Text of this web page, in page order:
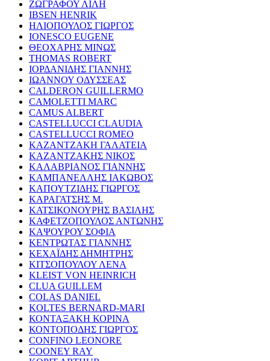
ΖΩΓΡΑΦΟΥ ΛΙΛΗ
IBSEN HENRIK
ΗΛΙΟΠΟΥΛΟΣ ΓΙΩΡΓΟΣ
IONESCO EUGENE
ΘΕΟΧΑΡΗΣ ΜΙΝΩΣ
THOMAS ROBERT
ΙΟΡΔΑΝΙΔΗΣ ΓΙΑΝΝΗΣ
ΙΩΑΝΝΟΥ ΟΔΥΣΣΕΑΣ
CALDERON GUILLERMO
CAMOLETTI MARC
CAMUS ALBERT
CASTELLUCCI CLAUDIA
CASTELLUCCI ROMEO
ΚΑΖΑΝΤΖΑΚΗ ΓΑΛΑΤΕΙΑ
ΚΑΖΑΝΤΖΑΚΗΣ ΝΙΚΟΣ
ΚΑΛΑΒΡΙΑΝΟΣ ΓΙΑΝΝΗΣ
ΚΑΜΠΑΝΕΛΛΗΣ ΙΑΚΩΒΟΣ
ΚΑΠΟΥΤΖΙΔΗΣ ΓΙΩΡΓΟΣ
ΚΑΡΑΓΑΤΣΗΣ Μ.
ΚΑΤΣΙΚΟΝΟΥΡΗΣ ΒΑΣΙΛΗΣ
ΚΑΦΕΤΖΟΠΟΥΛΟΣ ΑΝΤΩΝΗΣ
ΚΑΨΟΥΡΟΥ ΣΟΦΙΑ
ΚΕΝΤΡΩΤΑΣ ΓΙΑΝΝΗΣ
ΚΕΧΑΪΔΗΣ ΔΗΜΗΤΡΗΣ
ΚΙΤΣΟΠΟΥΛΟΥ ΛΕΝΑ
KLEIST VON HEINRICH
CLUA GUILLEM
COLAS DANIEL
KOLTES BERNARD-MARI
ΚΟΝΤΑΞΑΚΗ ΚΟΡΙΝΑ
ΚΟΝΤΟΠΟΔΗΣ ΓΙΩΡΓΟΣ
CONFINO LEONORE
COONEY RAY